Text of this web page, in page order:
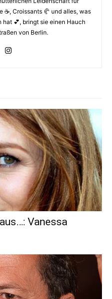
Croissants 🥐 und alles, was
💕, bringt sie einen Hauch
von Berlin.
Vanessa